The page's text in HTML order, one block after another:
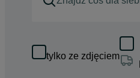
tylko ze zdjęciem